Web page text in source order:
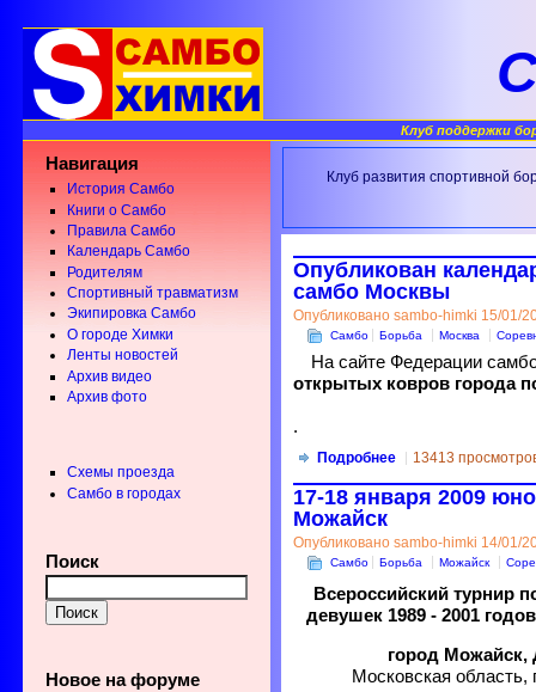
Клуб поддержки
Навигация
История Самбо
Книги о Самбо
Правила Самбо
Календарь Самбо
Родителям
Спортивный травматизм
Экипировка Самбо
О городе Химки
Ленты новостей
Архив видео
Архив фото
Схемы проезда
Самбо в городах
Поиск
Новое на форуме
Клуб развития спортивной
Опубликован
самбо Москвы
Опубликовано sambo-himki 15/01/
Самбо Борьба Москва
На сайте Федерации
открытых ковров города
.
Подробнее 13413
17-18 января 2009
Можайск
Опубликовано sambo-himki 14/01/
Самбо Борьба Можайск
Всероссийский
девушек 1989 - 2001
город Можайск,
Московская